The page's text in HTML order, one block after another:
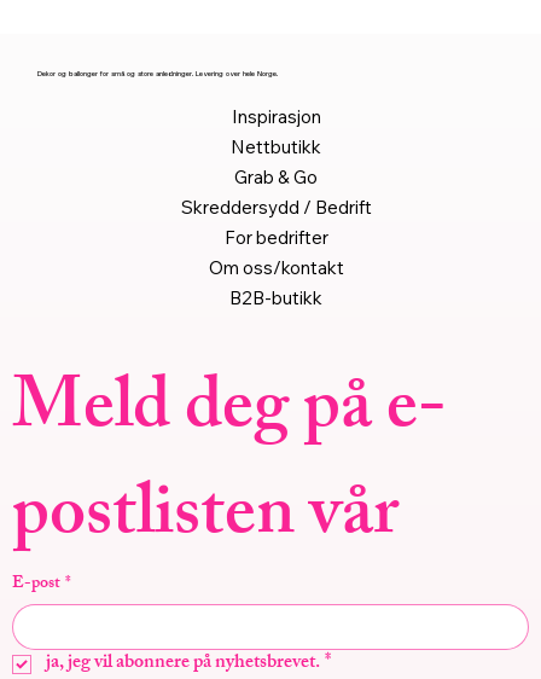
Meld deg på e-
postlisten vår
E-post*
ja, jeg vil abonnere på nyhetsbrevet.*
Dekor og ballonger for små og store anledninger. Levering over hele Norge.
Inspirasjon
Nettbutikk
Grab & Go
Skreddersydd / Bedrift
For bedrifter
Om oss/kontakt
B2B-butikk